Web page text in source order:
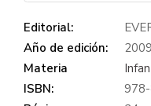
Editorial:
Año de edición:
2009
Materia
ISBN: